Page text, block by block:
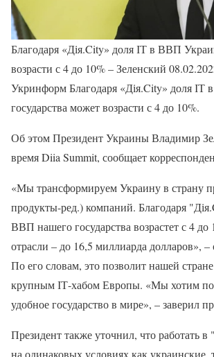
Благодаря «Дія.City» доля ІТ в ВВП
возрасти с 4 до 10% – Зеленский
Укринформ Благодаря «Дія.City» доля
государства может возрасти с 4 до 10%.
Об этом Президент Украины Владимир
время Diia Summit, сообщает
«Мы трансформируем Украину в страну
продукты-ред.) компаний. Благодаря
ВВП нашего государства возрастет с 4 до
отрасли – до 16,5 миллиарда долларов», –
По его словам, это позволит нашей
крупным ІТ-хабом Европы. «Мы хотим
удобное государство в мире», – заверил
Президент также уточнил, что работать
на одинаковых условиях как украинские,